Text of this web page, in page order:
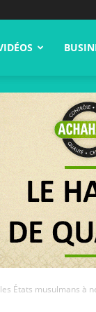
États musulmans à